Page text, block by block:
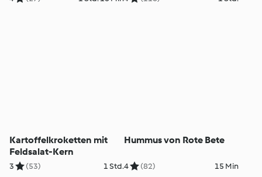
Kartoffelkroketten mit
Feldsalat-Kern
3 (53) 1 Std.
Hummus von Rote Bete
4 (82) 15 Min